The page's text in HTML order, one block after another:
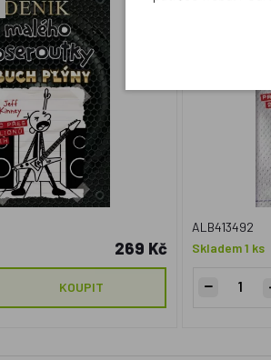
269 Kč
KOUPIT
ALB413492
Skladem 1 ks